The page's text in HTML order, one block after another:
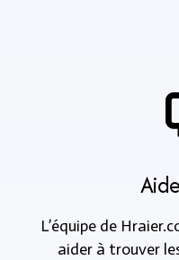
L’équipe de
aider à trouver